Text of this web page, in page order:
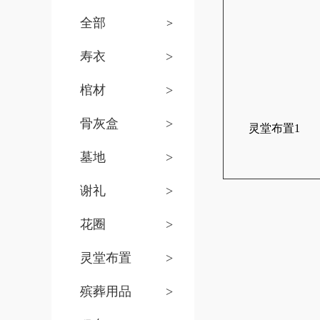
全部 >
寿衣 >
棺材 >
骨灰盒 >
墓地 >
谢礼 >
花圈 >
灵堂布置 >
殡葬用品 >
灵堂布置1